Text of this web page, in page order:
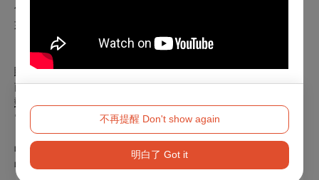
不再提醒 Don't show again
明白了 Got it
勾選項目2，填寫訂單資料並附上存摺照片辦理，申請的退票
如符合退票規則，將於3個工作日內執行退票作業。
【已取紙本票】
臨櫃退票：請於服務時間內，至OPENTIX臺北、臺中、臺
南、高雄四大服務處辦理。
郵寄退票
電話等聯絡資訊於退票期限前（郵戳為憑），掛號郵寄至
「100012臺北市中正區中山南路21-1號 OPENTIX 退票小組
收」。退票郵寄前請記下票面之訂單編號，並請妥善保存掛號
收據。